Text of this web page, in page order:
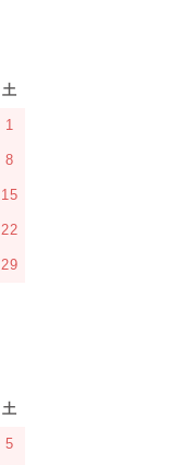
土
1
8
15
22
29
土
5